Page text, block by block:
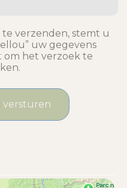
verzenden, stemt u
uw gegevens
het verzoek te